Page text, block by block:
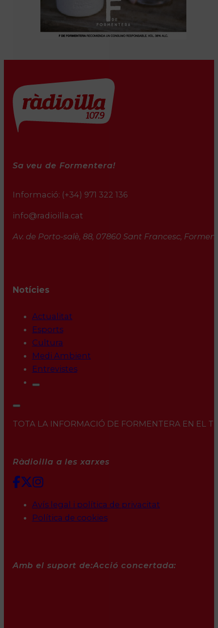
Sa veu de Formentera!
Informació: (+34) 971 322 136
info@radioilla.cat
Av. de Porto-salè, 88, 07860 Sant Francesc,
Notícies
Actualitat
Esports
Cultura
Medi Ambient
Entrevistes
TOTA LA INFORMACIÓ DE FORMENTERA EN EL
Ràdioilla a les xarxes
Avís legal i política de privacitat
Política de cookies
Amb el suport de:Acció concertada: